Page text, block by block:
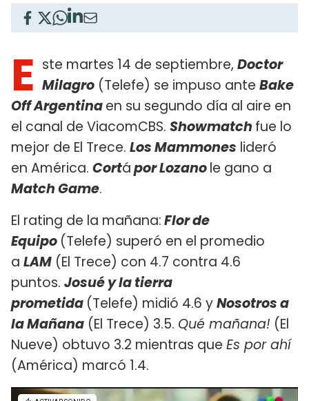
E ste martes 14 de septiembre, Doctor
Milagro (Telefe) se impuso ante Bake
Off Argentinaen su segundo día al aire en
el canal de ViacomCBS. Showmatch fue lo
mejor de El Trece. Los Mammones lideró
en América. Cortápor Lozanole gano a
Match Game.
El rating de la mañana:Flor de
Equipo (Telefe) superó en el promedio
a LAM (El Trece) con 4.7 contra 4.6
puntos. Josué y la tierra
prometida (Telefe) midió 4.6 yNosotros a
la Mañana (El Trece) 3.5. Qué mañana! (El
Nueve) obtuvo 3.2 mientras que Es por ahí
(América) marcó 1.4.